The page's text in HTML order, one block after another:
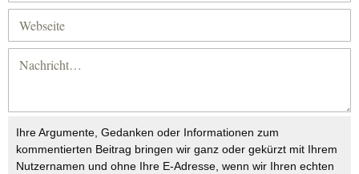
Ihre Argumente, Gedanken oder Informationen zum
kommentierten Beitrag bringen wir ganz oder gekürzt mit Ihrem
Nutzernamen und ohne Ihre E-Adresse, wenn wir Ihren echten